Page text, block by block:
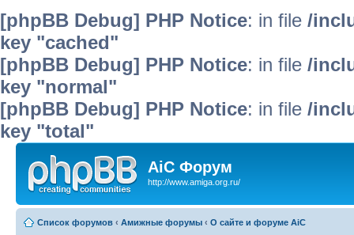
[phpBB Debug] PHP Notice: in file /
key "cached"
[phpBB Debug] PHP Notice: in file /
key "normal"
[phpBB Debug] PHP Notice: in file /
key "total"
AiC Форум
http://www.amiga.org.ru/
Список форумов ‹ Амижные форумы ‹ О сайте и форуме AiC